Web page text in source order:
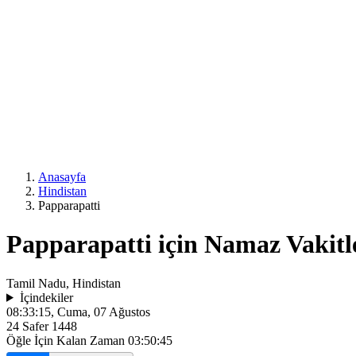
Anasayfa
Hindistan
Papparapatti
Papparapatti için Namaz
Tamil Nadu, Hindistan
İçindekiler
08:33:15, Cuma, 07 Ağustos
24 Safer 1448
Öğle İçin Kalan Zaman 03:50:45